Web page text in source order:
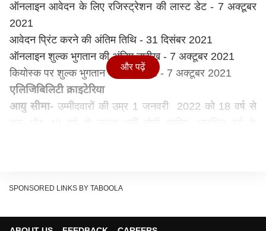
ऑनलाइन आवेदन के लिए रजिस्ट्रेशन की लास्ट डेट - 7 अक्टूबर
2021
आवेदन प्रिंट करने की अंतिम तिथि - 31 दिसंबर 2021
ऑनलाइन शुल्क भुगतान की अंतिम तारीख - 7 अक्टूबर 2021
कियोस्क पर शुल्क भुगतान की लास्ट डेट - 7 अक्टूबर 2021
एलिजिबिलिटी क्राइटेरिया
आयु सीमा- उम्मीदवारों की उम्र 1 जनवरी 2022 को 18 वर्ष से
डिग्री होनी चाहिए.
और पढ़ें
SPONSORED LINKS BY TABOOLA